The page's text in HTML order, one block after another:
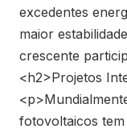
excedentes
maior
crescente
<h2>Projetos
fotovoltaicos